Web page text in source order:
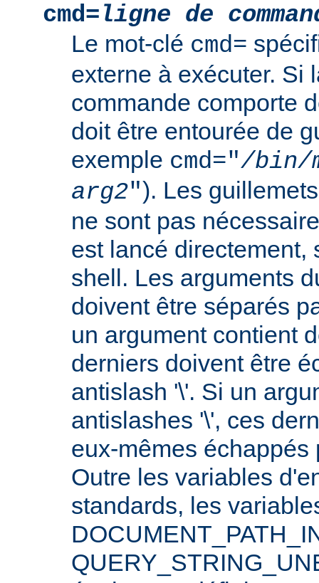
cmd=ligne de
Le mot-clé cmd=
externe à exécuter. Si
commande comporte
doit être entourée de
exemple cmd="/bin/
arg2"). Les
ne sont pas
est lancé directement,
shell. Les arguments
doivent être séparés
un argument contient
derniers doivent être
antislash '\'. Si un
antislashes '\', ces
eux-mêmes échappés
Outre les variables
standards, les